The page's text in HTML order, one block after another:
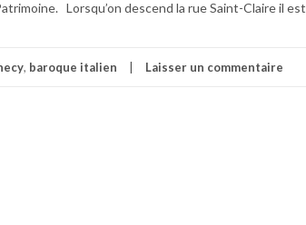
Lorsqu’on descend la rue Saint-Claire il est
, baroque italien Laisser un commentaire